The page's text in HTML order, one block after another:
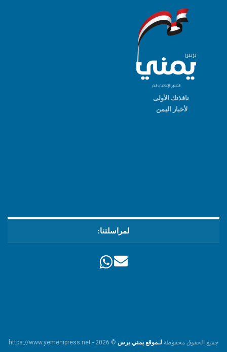
نافذتك الأولى
لأخبار اليمن
لمراسلتنا:
جميع الحقوق محفوظة لـموقع يمني برس © https://www.yemenipress.net - 2026